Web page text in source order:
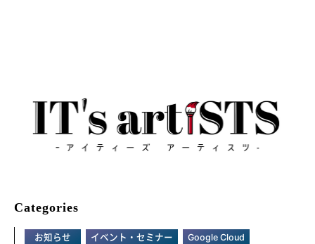
Categories
お知らせ イベント・セミナー Google Cloud